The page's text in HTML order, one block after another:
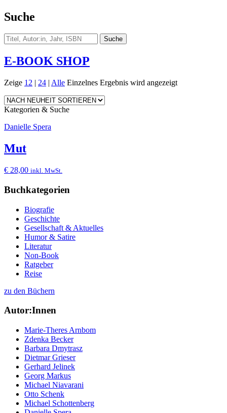
Suche
E-BOOK SHOP
Zeige 12 | 24 | Alle Einzelnes Ergebnis wird angezeigt
Kategorien & Suche
Danielle Spera
Mut
€ 28,00 inkl. MwSt.
Buchkategorien
Biografie
Geschichte
Gesellschaft & Aktuelles
Humor & Satire
Literatur
Non-Book
Ratgeber
Reise
zu den Büchern
Autor:Innen
Marie-Theres Arnbom
Zdenka Becker
Barbara Dmytrasz
Dietmar Grieser
Gerhard Jelinek
Georg Markus
Michael Niavarani
Otto Schenk
Michael Schottenberg